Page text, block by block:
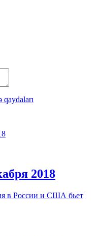
qaydaları
2018